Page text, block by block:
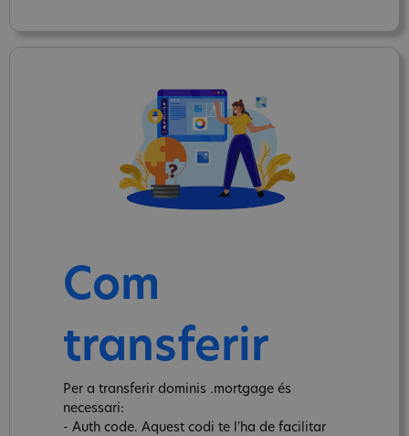
Com
transferir
Per a transferir dominis .mortgage és
necessari:
- Auth code. Aquest codi te l'ha de facilitar